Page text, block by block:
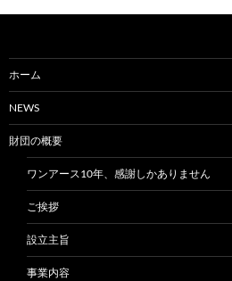
ホーム
NEWS
財団の概要
ワンアース10年、感謝しかありません
ご挨拶
設立主旨
事業内容